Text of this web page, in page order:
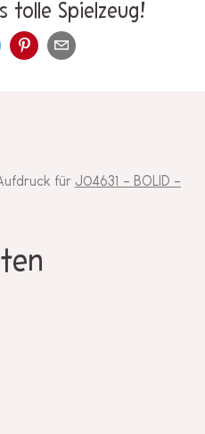
tolle Spielzeug!
für J04631 - BOLID -